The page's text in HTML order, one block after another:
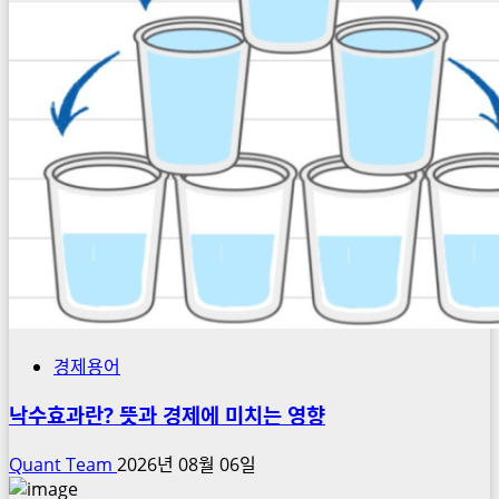
경제용어
낙수효과란? 뜻과 경제에 미치는 영향
Quant Team 2026년 08월 06일